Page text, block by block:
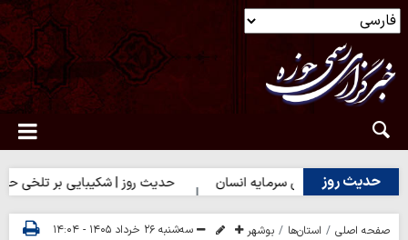
حدیث روز
روز | بهترین سرمایه انسان حدیث روز | شکیبایی بر تلخی حق
صفحه اصلی استان‌ها بوشهر سه‌شنبه ۲۶ خرداد ۱۴۰۵ - ۱۴:۰۴